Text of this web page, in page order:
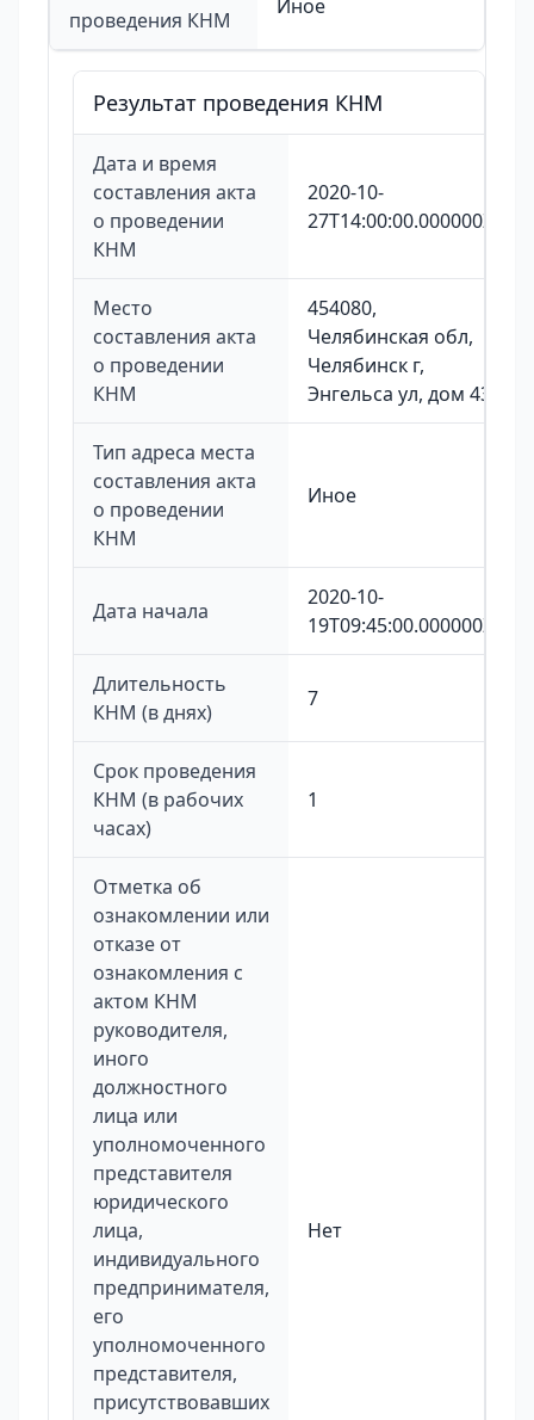
проведения КНМ
Иное
Результат проведения КНМ
Дата и время
составления акта
о проведении
КНМ
2020-10-
27T14:00:00.000000Z
Место
составления акта
о проведении
КНМ
454080,
Челябинская обл,
Челябинск г,
Энгельса ул, дом 43
Тип адреса места
составления акта
о проведении
КНМ
Иное
Дата начала
2020-10-
19T09:45:00.000000Z
Длительность
КНМ (в днях)
7
Срок проведения
КНМ (в рабочих
часах)
1
Отметка об
ознакомлении или
отказе от
ознакомления с
актом КНМ
руководителя,
иного
должностного
лица или
уполномоченного
представителя
юридического
лица,
индивидуального
предпринимателя,
его
уполномоченного
представителя,
присутствовавших
Нет